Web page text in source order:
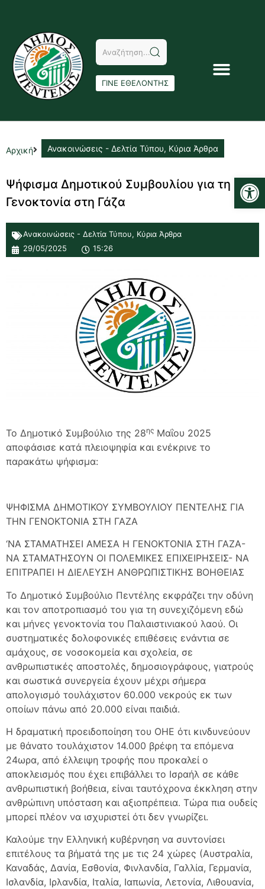
ΓΙΝΕ ΕΘΕΛΟΝΤΗΣ
Αρχική Ανακοινώσεις - Δελτία Τύπου, Κύρια Άρθρα
Ψήφισμα Δημοτικού Συμβουλίου για τη
Γενοκτονία στη Γάζα
Ανακοινώσεις - Δελτία Τύπου, Κύρια Άρθρα
29/05/2025
15:26
Το Δημοτικό Συμβούλιο της 28ης Μαΐου 2025
αποφάσισε κατά πλειοψηφία και ενέκρινε το
παρακάτω ψήφισμα:
ΨΗΦΙΣΜΑ ΔΗΜΟΤΙΚΟΥ ΣΥΜΒΟΥΛΙΟΥ ΠΕΝΤΕΛΗΣ ΓΙΑ
ΤΗΝ ΓΕΝΟΚΤΟΝΙΑ ΣΤΗ ΓΑΖΑ
‘ΝΑ ΣΤΑΜΑΤΗΣΕΙ ΑΜΕΣΑ Η ΓΕΝΟΚΤΟΝΙΑ ΣΤΗ ΓΑΖΑ-
ΝΑ ΣΤΑΜΑΤΗΣΟΥΝ ΟΙ ΠΟΛΕΜΙΚΕΣ ΕΠΙΧΕΙΡΗΣΕΙΣ- ΝΑ
ΕΠΙΤΡΑΠΕΙ Η ΔΙΕΛΕΥΣΗ ΑΝΘΡΩΠΙΣΤΙΚΗΣ ΒΟΗΘΕΙΑΣ
Το Δημοτικό Συμβούλιο Πεντέλης εκφράζει την οδύνη
και τον αποτροπιασμό του για τη συνεχιζόμενη εδώ
και μήνες γενοκτονία του Παλαιστινιακού λαού. Οι
συστηματικές δολοφονικές επιθέσεις ενάντια σε
αμάχους, σε νοσοκομεία και σχολεία, σε
ανθρωπιστικές αποστολές, δημοσιογράφους, γιατρούς
και σωστικά συνεργεία έχουν μέχρι σήμερα
απολογισμό τουλάχιστον 60.000 νεκρούς εκ των
οποίων πάνω από 20.000 είναι παιδιά.
Η δραματική προειδοποίηση του ΟΗΕ ότι κινδυνεύουν
με θάνατο τουλάχιστον 14.000 βρέφη τα επόμενα
24ωρα, από έλλειψη τροφής που προκαλεί ο
αποκλεισμός που έχει επιβάλλει το Ισραήλ σε κάθε
ανθρωπιστική βοήθεια, είναι ταυτόχρονα έκκληση στην
ανθρώπινη υπόσταση και αξιοπρέπεια. Τώρα πια ουδείς
μπορεί πλέον να ισχυριστεί ότι δεν γνωρίζει.
Καλούμε την Ελληνική κυβέρνηση να συντονίσει
επιτέλους τα βήματά της με τις 24 χώρες (Αυστραλία,
Καναδάς, Δανία, Εσθονία, Φινλανδία, Γαλλία, Γερμανία,
Ισλανδία, Ιρλανδία, Ιταλία, Ιαπωνία, Λετονία, Λιθουανία,